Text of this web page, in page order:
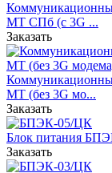
МТ СПб (с 3G ...
Заказать
МТ (без 3G мо...
Заказать
Блок питания
Заказать